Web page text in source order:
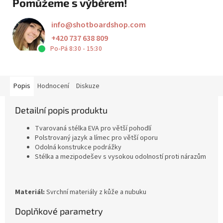
info@shotboardshop.com
+420 737 638 809
Po-Pá 8:30 - 15:30
Popis Hodnocení Diskuze
Detailní popis produktu
Tvarovaná stélka EVA pro větší pohodlí
Polstrovaný jazyk a límec pro větší oporu
Odolná konstrukce podrážky
Stélka a mezipodešev s vysokou odolností proti nárazům
Materiál: Svrchní materiály z kůže a nubuku
Doplňkové parametry